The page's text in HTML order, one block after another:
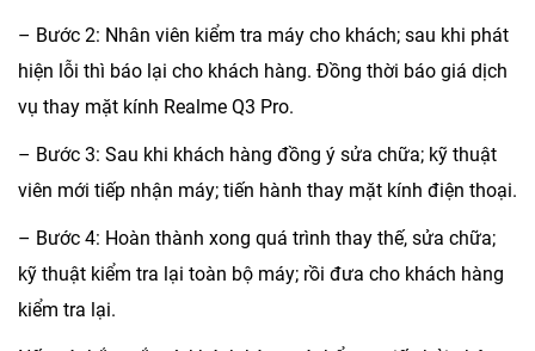
– Bước 2: Nhân viên kiểm tra máy cho khách; sau khi phát
hiện lỗi thì báo lại cho khách hàng. Đồng thời báo giá dịch
vụ thay mặt kính Realme Q3 Pro.
– Bước 3: Sau khi khách hàng đồng ý sửa chữa; kỹ thuật
viên mới tiếp nhận máy; tiến hành thay mặt kính điện thoại.
– Bước 4: Hoàn thành xong quá trình thay thế, sửa chữa;
kỹ thuật kiểm tra lại toàn bộ máy; rồi đưa cho khách hàng
kiểm tra lại.